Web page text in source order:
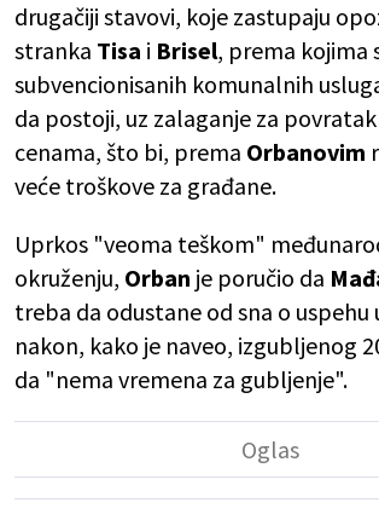
drugačiji stavovi, koje zastupaju
stranka Tisa i Brisel, prema kojima
subvencionisanih komunalnih
da postoji, uz zalaganje za
cenama, što bi, prema Orbanovim
veće troškove za građane.
Uprkos "veoma teškom"
okruženju, Orban je poručio da
treba da odustane od sna o uspehu
nakon, kako je naveo, izgubljenog
da "nema vremena za gubljenje".